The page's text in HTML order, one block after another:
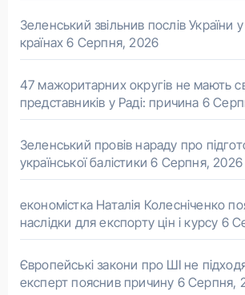
Зеленський звільнив послів України
країнах 6 Серпня, 2026
47 мажоритарних округів не мають
представників у Раді: причина 6
Зеленський провів нараду про
української балістики 6 Серпня, 2026
економістка Наталія Колесніченко
наслідки для експорту цін і курсу 6
Європейські закони про ШІ не
експерт пояснив причину 6 Серпня,